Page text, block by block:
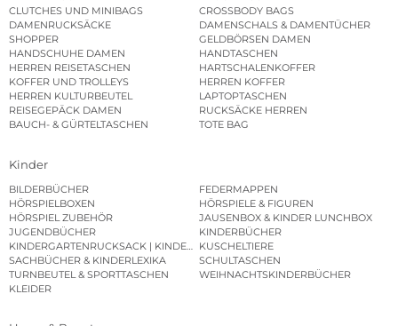
CLUTCHES UND MINIBAGS
CROSSBODY BAGS
DAMENRUCKSÄCKE
DAMENSCHALS & DAMENTÜCHER
SHOPPER
GELDBÖRSEN DAMEN
HANDSCHUHE DAMEN
HANDTASCHEN
HERREN REISETASCHEN
HARTSCHALENKOFFER
KOFFER UND TROLLEYS
HERREN KOFFER
HERREN KULTURBEUTEL
LAPTOPTASCHEN
REISEGEPÄCK DAMEN
RUCKSÄCKE HERREN
BAUCH- & GÜRTELTASCHEN
TOTE BAG
Kinder
BILDERBÜCHER
FEDERMAPPEN
HÖRSPIELBOXEN
HÖRSPIELE & FIGUREN
HÖRSPIEL ZUBEHÖR
JAUSENBOX & KINDER LUNCHBOX
JUGENDBÜCHER
KINDERBÜCHER
KINDERGARTENRUCKSACK | KINDERGARTENBEUTEL
KUSCHELTIERE
SACHBÜCHER & KINDERLEXIKA
SCHULTASCHEN
TURNBEUTEL & SPORTTASCHEN
WEIHNACHTSKINDERBÜCHER
KLEIDER